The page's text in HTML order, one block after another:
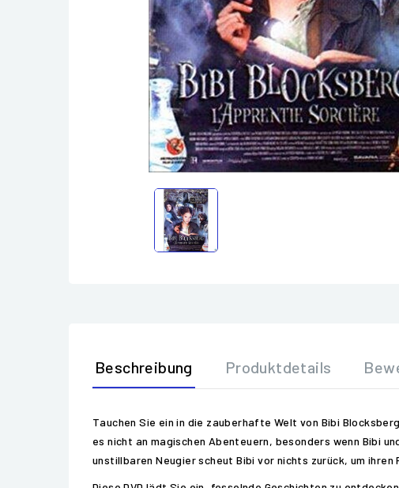
Beschreibung Produktdetails
Tauchen Sie ein in die zauberhafte Welt von Bibi
es nicht an magischen Abenteuern, besonders wenn Bibi
unstillbaren Neugier scheut Bibi vor nichts zurück, um ihren